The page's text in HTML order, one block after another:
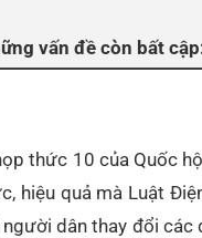
vấn đề còn bất
thức 10 của Quốc
hiệu quả mà Luật
dân thay đổi